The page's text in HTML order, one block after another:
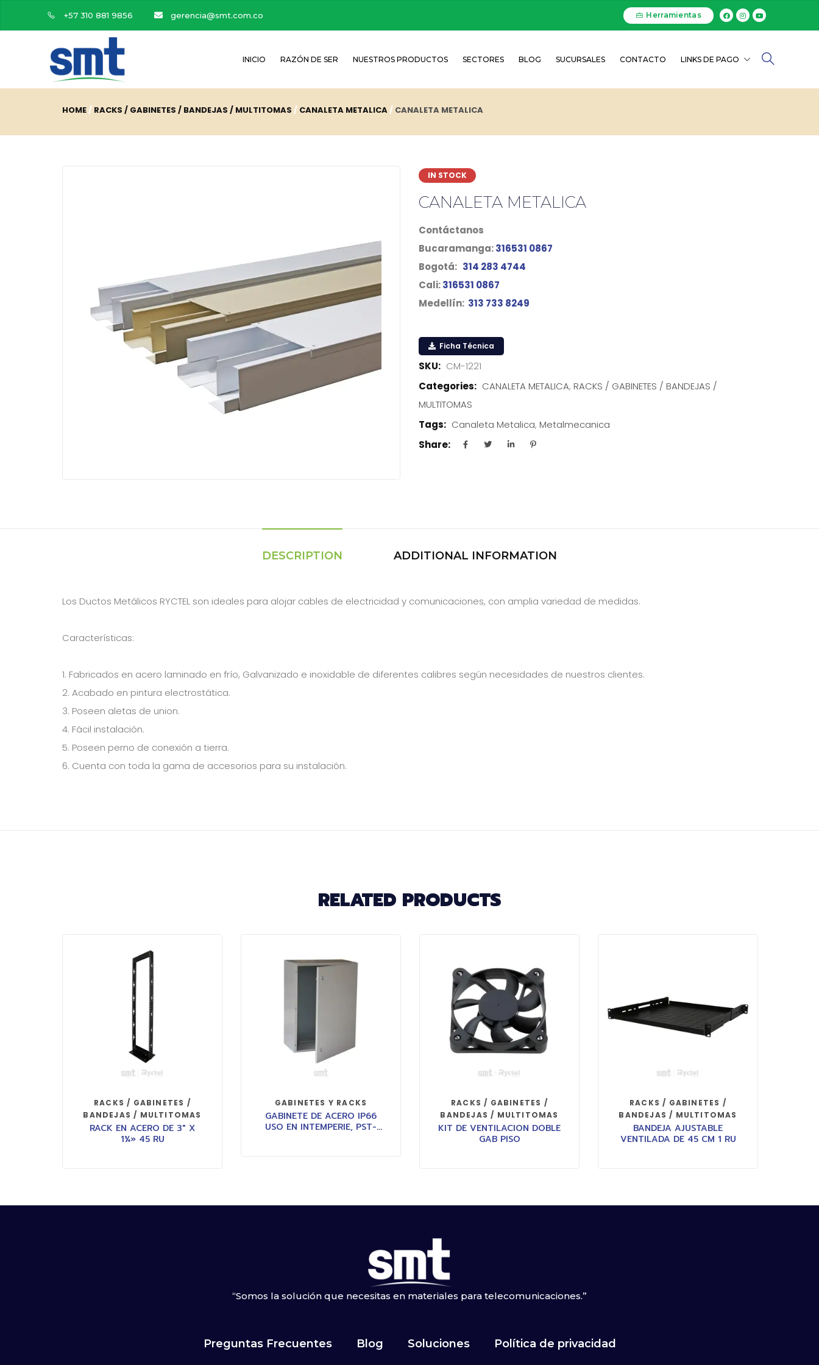
+57 310 881 9856 gerencia@smt.com.co Herramientas
INICIO RAZÓN DE SER NUESTROS PRODUCTOS SECTORES BLOG SUCURSALES CONTACTO LINKS DE PAGO
HOME RACKS / GABINETES / BANDEJAS / MULTITOMAS CANALETA METALICA CANALETA METALICA
IN STOCK
CANALETA METALICA
Contáctanos
Bucaramanga:316531 0867
Bogotá: 314 283 4744
Cali:316531 0867
Medellín: 313 733 8249
Ficha Técnica
SKU: CM-1221
Categories: CANALETA METALICA, RACKS / GABINETES / BANDEJAS /
MULTITOMAS
Tags: Canaleta Metalica, Metalmecanica
Share:
DESCRIPTION ADDITIONAL INFORMATION
Los Ductos Metálicos RYCTEL son ideales para alojar cables de electricidad y comunicaciones, con amplia variedad de medidas.
Características:
1. Fabricados en acero laminado en frío, Galvanizado e inoxidable de diferentes calibres según necesidades de nuestros clientes.
2. Acabado en pintura electrostática.
3. Poseen aletas de union.
4. Fácil instalación.
5. Poseen perno de conexión a tierra.
6. Cuenta con toda la gama de accesorios para su instalación.
RELATED PRODUCTS
RACKS / GABINETES /
BANDEJAS / MULTITOMAS
RACK EN ACERO DE 3″ X
1¼» 45 RU
GABINETES Y RACKS
GABINETE DE ACERO IP66
USO EN INTEMPERIE, PST-
RACKS / GABINETES /
BANDEJAS / MULTITOMAS
KIT DE VENTILACION DOBLE
GAB PISO
RACKS / GABINETES /
BANDEJAS / MULTITOMAS
BANDEJA AJUSTABLE
VENTILADA DE 45 CM 1 RU
“Somos la solución que necesitas en materiales para telecomunicaciones.”
Preguntas Frecuentes Blog Soluciones Política de privacidad